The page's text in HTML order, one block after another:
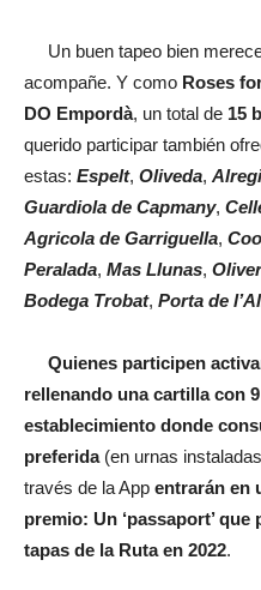
Un buen tapeo bien
acompañe. Y como Roses
DO Empordà, un total de 15
querido participar también
estas: Espelt, Oliveda,
Guardiola de Capmany,
Agricola de Garriguella,
Peralada, Mas Llunas,
Bodega Trobat, Porta de
Quienes participen
rellenando una cartilla con
establecimiento donde
preferida(en urnas
través de la App entrarán en
premio: Un ‘passaport’
tapas de la Ruta en 2022.